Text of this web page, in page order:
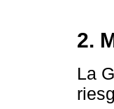
2.
La